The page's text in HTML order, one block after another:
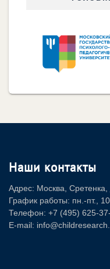
Наши контакты
Адрес: Москва, Сретенка,
График работы: пн.-пт.,
Телефон: +7 (495) 625-
E-mail: